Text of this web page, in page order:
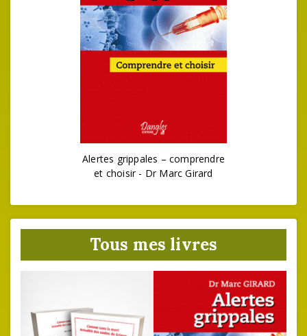
Alertes grippales – comprendre
et choisir - Dr Marc Girard
Tous mes livres